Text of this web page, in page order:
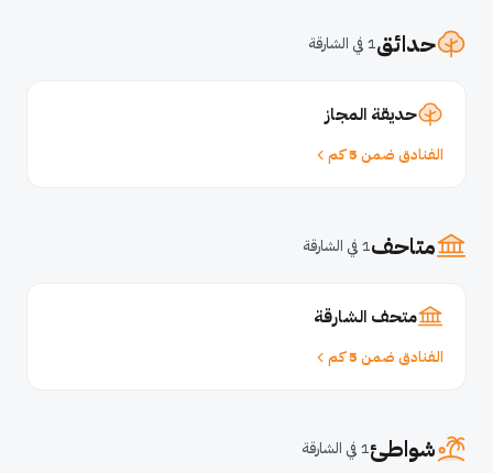
حدائق1 في الشارقة
حديقة المجاز
الفنادق ضمن 5 كم
متاحف1 في الشارقة
متحف الشارقة
الفنادق ضمن 5 كم
شواطئ1 في الشارقة